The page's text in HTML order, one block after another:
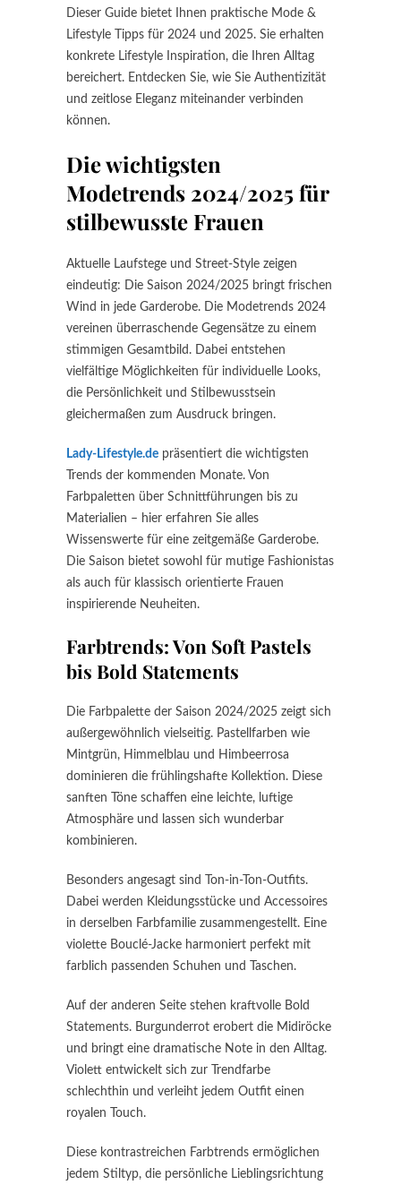
Dieser Guide bietet Ihnen praktische Mode &
Lifestyle Tipps für 2024 und 2025. Sie erhalten
konkrete Lifestyle Inspiration, die Ihren Alltag
bereichert. Entdecken Sie, wie Sie Authentizität
und zeitlose Eleganz miteinander verbinden
können.
Die wichtigsten
Modetrends 2024/2025 für
stilbewusste Frauen
Aktuelle Laufstege und Street-Style zeigen
eindeutig: Die Saison 2024/2025 bringt frischen
Wind in jede Garderobe. Die Modetrends 2024
vereinen überraschende Gegensätze zu einem
stimmigen Gesamtbild. Dabei entstehen
vielfältige Möglichkeiten für individuelle Looks,
die Persönlichkeit und Stilbewusstsein
gleichermaßen zum Ausdruck bringen.
Lady-Lifestyle.de präsentiert die wichtigsten
Trends der kommenden Monate. Von
Farbpaletten über Schnittführungen bis zu
Materialien – hier erfahren Sie alles
Wissenswerte für eine zeitgemäße Garderobe.
Die Saison bietet sowohl für mutige Fashionistas
als auch für klassisch orientierte Frauen
inspirierende Neuheiten.
Farbtrends: Von Soft Pastels
bis Bold Statements
Die Farbpalette der Saison 2024/2025 zeigt sich
außergewöhnlich vielseitig. Pastellfarben wie
Mintgrün, Himmelblau und Himbeerrosa
dominieren die frühlingshafte Kollektion. Diese
sanften Töne schaffen eine leichte, luftige
Atmosphäre und lassen sich wunderbar
kombinieren.
Besonders angesagt sind Ton-in-Ton-Outfits.
Dabei werden Kleidungsstücke und Accessoires
in derselben Farbfamilie zusammengestellt. Eine
violette Bouclé-Jacke harmoniert perfekt mit
farblich passenden Schuhen und Taschen.
Auf der anderen Seite stehen kraftvolle Bold
Statements. Burgunderrot erobert die Midiröcke
und bringt eine dramatische Note in den Alltag.
Violett entwickelt sich zur Trendfarbe
schlechthin und verleiht jedem Outfit einen
royalen Touch.
Diese kontrastreichen Farbtrends ermöglichen
jedem Stiltyp, die persönliche Lieblingsrichtung